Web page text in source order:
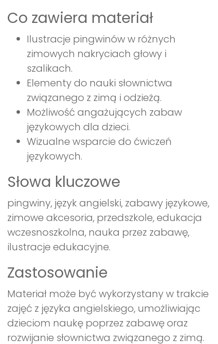
Co zawiera materiał
Ilustracje pingwinów w różnych
zimowych nakryciach głowy i
szalikach.
Elementy do nauki słownictwa
związanego z zimą i odzieżą.
Możliwość angażujących zabaw
językowych dla dzieci.
Wizualne wsparcie do ćwiczeń
językowych.
Słowa kluczowe
pingwiny, język angielski, zabawy językowe,
zimowe akcesoria, przedszkole, edukacja
wczesnoszkolna, nauka przez zabawę,
ilustracje edukacyjne.
Zastosowanie
Materiał może być wykorzystany w trakcie
zajęć z języka angielskiego, umożliwiając
dzieciom naukę poprzez zabawę oraz
rozwijanie słownictwa związanego z zimą.